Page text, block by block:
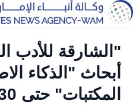
"الشارقة للأدب
أبحاث "الذكاء
المكتبات" حتى 30 يونيو